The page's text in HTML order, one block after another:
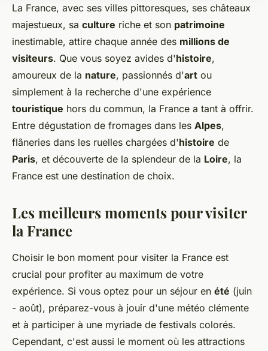
La France, avec ses villes pittoresques, ses châteaux
majestueux, sa culture riche et son patrimoine
inestimable, attire chaque année des millions de
visiteurs. Que vous soyez avides d'histoire,
amoureux de la nature, passionnés d'art ou
simplement à la recherche d'une expérience
touristique hors du commun, la France a tant à offrir.
Entre dégustation de fromages dans les Alpes,
flâneries dans les ruelles chargées d'histoire de
Paris, et découverte de la splendeur de la Loire, la
France est une destination de choix.
Les meilleurs moments pour visiter
la France
Choisir le bon moment pour visiter la France est
crucial pour profiter au maximum de votre
expérience. Si vous optez pour un séjour en été (juin
- août), préparez-vous à jouir d'une météo clémente
et à participer à une myriade de festivals colorés.
Cependant, c'est aussi le moment où les attractions